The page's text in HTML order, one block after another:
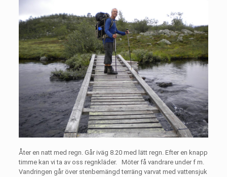
Åter en natt med regn. Går iväg 8.20 med lätt regn. Efter en knapp
timme kan vi ta av oss regnkläder. Möter få vandrare under f m.
Vandringen går över stenbemängd terräng varvat med vattensjuk